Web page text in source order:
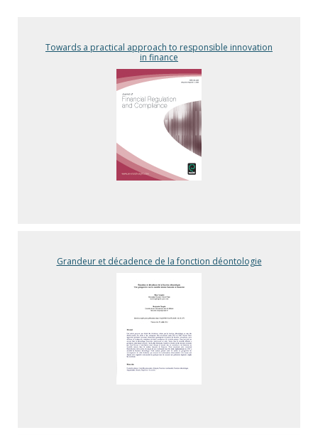
Towards a practical approach to responsible innovation
in finance
Grandeur et décadence de la fonction déontologie